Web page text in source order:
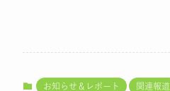
お知らせ＆レポート 関連報道